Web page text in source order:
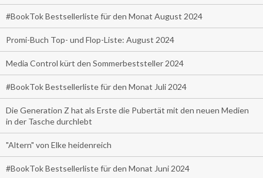
#BookTok Bestsellerliste für den Monat August 2024
Promi-Buch Top- und Flop-Liste: August 2024
Media Control kürt den Sommerbeststeller 2024
#BookTok Bestsellerliste für den Monat Juli 2024
Die Generation Z hat als Erste die Pubertät mit den neuen Medien
in der Tasche durchlebt
"Altern" von Elke heidenreich
#BookTok Bestsellerliste für den Monat Juni 2024